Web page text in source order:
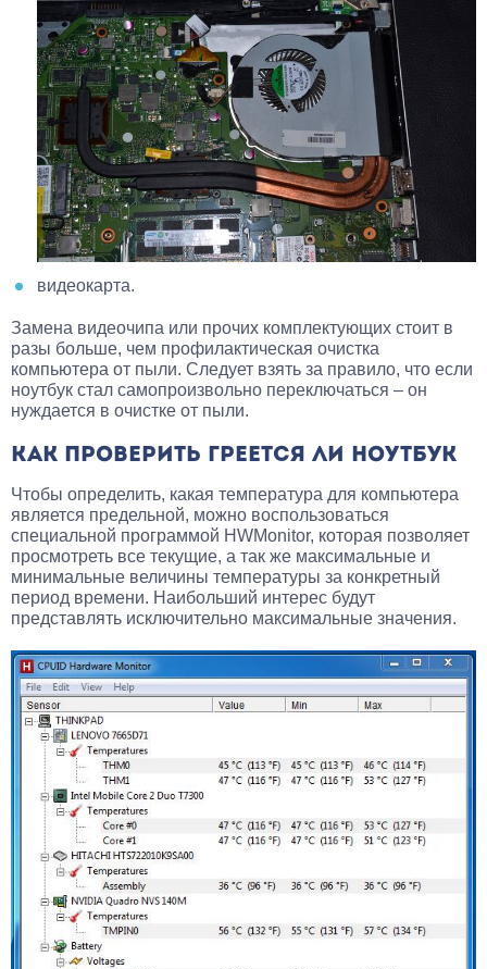
видеокарта.
Замена видеочипа или прочих комплектующих стоит в
разы больше, чем профилактическая очистка
компьютера от пыли. Следует взять за правило, что если
ноутбук стал самопроизвольно переключаться – он
нуждается в очистке от пыли.
КАК ПРОВЕРИТЬ ГРЕЕТСЯ ЛИ НОУТБУК
Чтобы определить, какая температура для компьютера
является предельной, можно воспользоваться
специальной программой HWMonitor, которая позволяет
просмотреть все текущие, а так же максимальные и
минимальные величины температуры за конкретный
период времени. Наибольший интерес будут
представлять исключительно максимальные значения.